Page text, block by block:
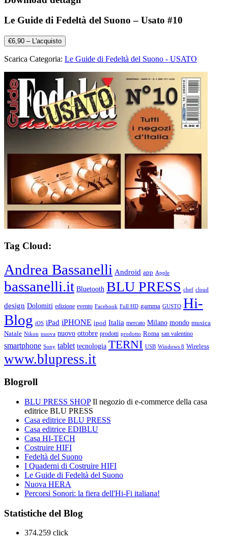
Le Guide di Fedeltà del Suono – Usato #10
€6,90 – L'acquisto
Scarica Categoria: Le Guide di Fedeltà del Suono - USATO
Tag Cloud:
Andrea Bassanelli Android app Apple
bassanelli.it Bluetooth BLU PRESS chef cloud
design Dolomiti edizione evento Facebook Full HD gamma GUSTO Hi-
Blog iOS iPad iPHONE ipod Italia mercato Milano mondo musica
Natale Nikon nuova nuovo ottobre prodotti prodotto Roma san valentino
smartphone Sony tablet tecnologia TERNI USB Windows 8 Wireless
www.blupress.it
Blogroll
BLU PRESS SHOPIl negozio di e-commerce della casa
editrice BLU PRESS
Casa editrice BLU PRESS
Casa editrice EDIBLU
Casa HI-TECH
Costruire HIFI
Fedeltà del Suono
I Quaderni di Costruire HIFI
Le Guide di Fedeltà del Suono
Nuova HERA
Percorsi Sonori: la fiera dell'Hi-Fi italiana!
Statistiche del Blog
374.259 click